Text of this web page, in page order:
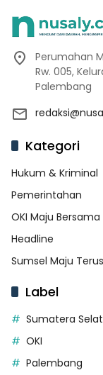
Perumahan
Rw. 005,
Palembang
Kategori
Hukum & Kriminal
Pemerintahan
OKI Maju Bersama
Headline
Sumsel Maju
Label
Sumatera
OKI
Palembang